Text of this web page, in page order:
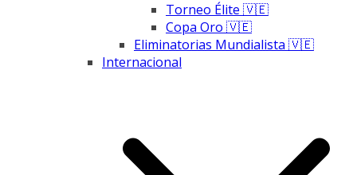
Torneo Élite 🇻🇪
Copa Oro 🇻🇪
Eliminatorias Mundialista 🇻🇪
Internacional